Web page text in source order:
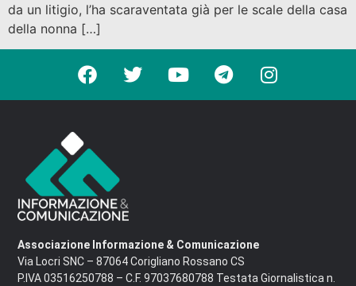
da un litigio, l’ha scaraventata già per le scale della casa
della nonna […]
Associazione Informazione & Comunicazione
Via Locri SNC – 87064 Corigliano Rossano CS
P.IVA 03516250788 – C.F. 97037680788 Testata Giornalistica n.